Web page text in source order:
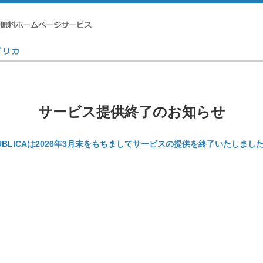
サービス提供終了のお知らせ
は2026年3月末をもちましてサービスの提供を終了いたしまし